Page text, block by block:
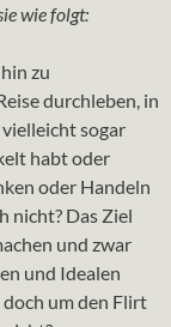
wie folgt:
zu
durchleben, in
sogar
habt oder
oder Handeln
nicht? Das Ziel
und zwar
und Idealen
um den Flirt